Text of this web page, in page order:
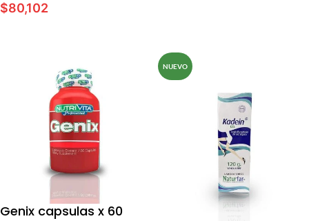
$80,102
Genix capsulas x 60
NUEVO